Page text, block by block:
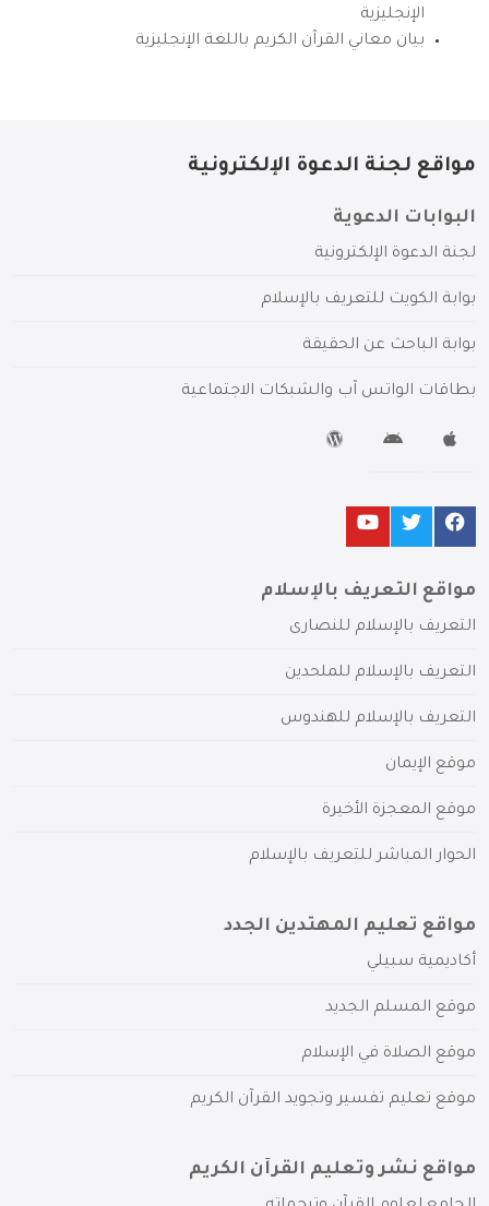
الإنجليزية
بيان معاني القرآن الكريم باللغة الإنجليزية
مواقع لجنة الدعوة الإلكترونية
البوابات الدعوية
لجنة الدعوة الإلكترونية
بوابة الكويت للتعريف بالإسلام
بوابة الباحث عن الحقيقة
بطاقات الواتس آب والشبكات الاجتماعية
مواقع التعريف بالإسلام
التعريف بالإسلام للنصارى
التعريف بالإسلام للملحدين
التعريف بالإسلام للهندوس
موقع الإيمان
موقع المعجزة الأخيرة
الحوار المباشر للتعريف بالإسلام
مواقع تعليم المهتدين الجدد
أكاديمية سبيلي
موقع المسلم الجديد
موقع الصلاة في الإسلام
موقع تعليم تفسير وتجويد القرآن الكريم
مواقع نشر وتعليم القرآن الكريم